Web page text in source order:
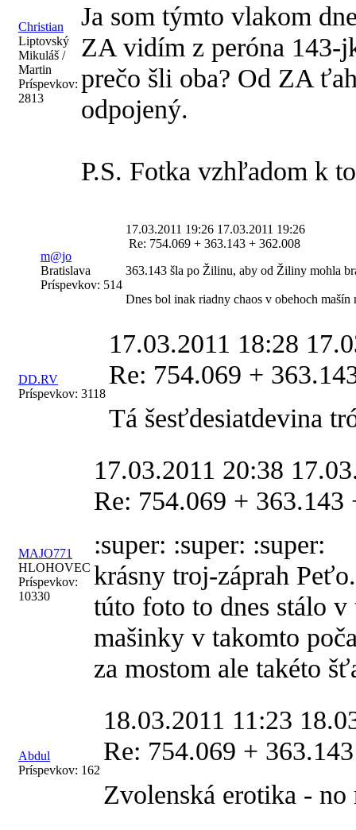
Christian
Liptovský
Mikuláš /
Martin
Príspevkov:
2813
Ja som týmto vlakom
ZA vidím z peróna 143-
prečo šli oba? Od ZA
odpojený.
P.S. Fotka vzhľadom k
m@jo
Bratislava
Príspevkov: 514
17.03.2011 19:26 17.03.2011 19:26
Re: 754.069 + 363.143 + 362.008
363.143 šla po Žilinu, aby od Žiliny mohla
Dnes bol inak riadny chaos v obehoch mašín
DD.RV
Príspevkov: 3118
17.03.2011 18:28
Re: 754.069 +
Tá šesťdesiatdevina
MAJO771
HLOHOVEC
Príspevkov:
10330
17.03.2011 20:38
Re: 754.069 + 363.143
:super: :super: :super:
krásny troj-záprah
túto foto to dnes stálo
mašinky v takomto
za mostom ale takéto
Abdul
Príspevkov: 162
18.03.2011 11:23
Re: 754.069 +
Zvolenská erotika -